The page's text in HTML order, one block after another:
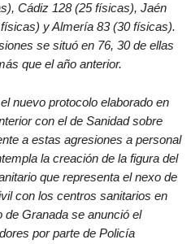
Cádiz 128 (25 físicas), Jaén
y Almería 83 (30 físicas).
se situó en 76, 30 de ellas
que el año anterior.
nuevo protocolo elaborado en
con el de Sanidad sobre
a estas agresiones a personal
la creación de la figura del
que representa el nexo de
con los centros sanitarios en
de Granada se anunció el
por parte de Policía